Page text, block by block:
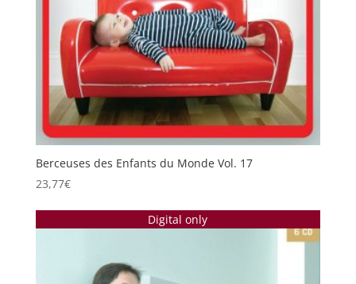
Berceuses des Enfants du Monde Vol. 17
23,77€
Digital only